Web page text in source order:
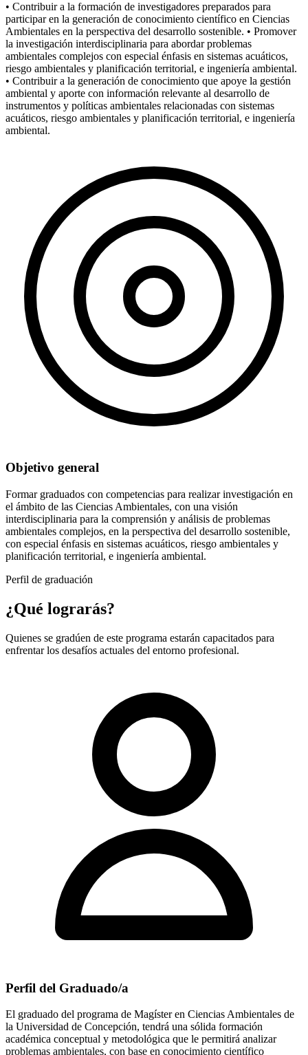
• Contribuir a la formación de investigadores preparados para
participar en la generación de conocimiento científico en Ciencias
Ambientales en la perspectiva del desarrollo sostenible. • Promover
la investigación interdisciplinaria para abordar problemas
ambientales complejos con especial énfasis en sistemas acuáticos,
riesgo ambientales y planificación territorial, e ingeniería ambiental.
• Contribuir a la generación de conocimiento que apoye la gestión
ambiental y aporte con información relevante al desarrollo de
instrumentos y políticas ambientales relacionadas con sistemas
acuáticos, riesgo ambientales y planificación territorial, e ingeniería
ambiental.
Objetivo general
Formar graduados con competencias para realizar investigación en
el ámbito de las Ciencias Ambientales, con una visión
interdisciplinaria para la comprensión y análisis de problemas
ambientales complejos, en la perspectiva del desarrollo sostenible,
con especial énfasis en sistemas acuáticos, riesgo ambientales y
planificación territorial, e ingeniería ambiental.
Perfil de graduación
¿Qué lograrás?
Quienes se gradúen de este programa estarán capacitados para
enfrentar los desafíos actuales del entorno profesional.
Perfil del Graduado/a
El graduado del programa de Magíster en Ciencias Ambientales de
la Universidad de Concepción, tendrá una sólida formación
académica conceptual y metodológica que le permitirá analizar
problemas ambientales, con base en conocimiento científico